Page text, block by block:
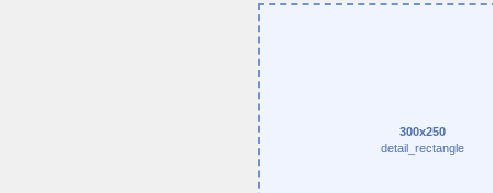
300x250
detail_rectangle